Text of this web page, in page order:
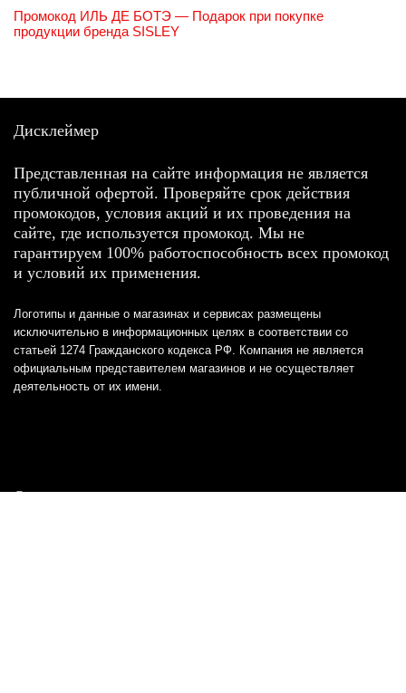
Промокод ИЛЬ ДЕ БОТЭ — Подарок при покупке
продукции бренда SISLEY
Дисклеймер
Представленная на сайте информация не является
публичной офертой. Проверяйте срок действия
промокодов, условия акций и их проведения на
сайте, где используется промокод. Мы не
гарантируем 100% работоспособность всех промокод
и условий их применения.
Логотипы и данные о магазинах и сервисах размещены
исключительно в информационных целях в соответствии со
статьей 1274 Гражданского кодекса РФ. Компания не является
официальным представителем магазинов и не осуществляет
деятельность от их имени.
Отказ от ответственности